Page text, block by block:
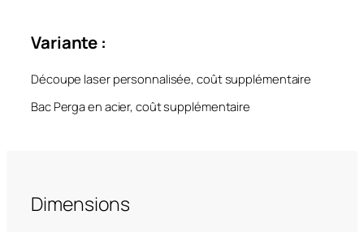
Variante :
Découpe laser personnalisée, coût supplémentaire
Bac Perga en acier, coût supplémentaire
Dimensions